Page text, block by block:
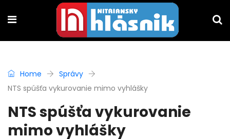
Home
Správy
NTS spúšťa vykurovanie mimo vyhlášky
NTS spúšťa vykurovanie
mimo vyhlášky